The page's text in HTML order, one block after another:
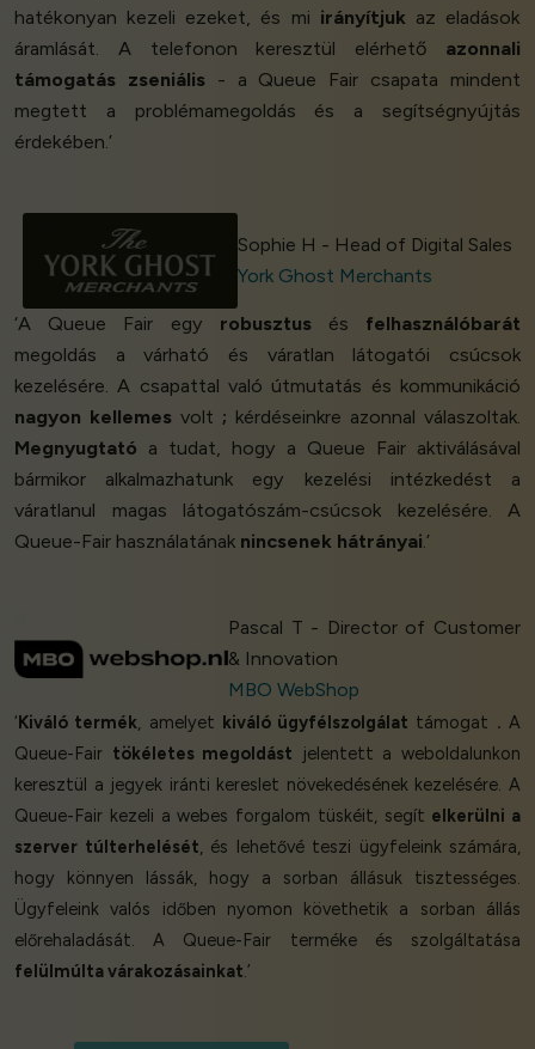
hatékonyan kezeli ezeket, és mi irányítjukaz eladások
áramlását. A telefonon keresztül elérhető azonnali
támogatás zseniális- a Queue Fair csapata mindent
megtett a problémamegoldás és a segítségnyújtás
érdekében.’
Sophie H - Head of Digital Sales
York Ghost Merchants
‘A Queue Fair egy robusztusés felhasználóbarát
megoldás a várható és váratlan látogatói csúcsok
kezelésére. A csapattal való útmutatás és kommunikáció
nagyon kellemes volt ; kérdéseinkre azonnal válaszoltak.
Megnyugtató a tudat, hogy a Queue Fair aktiválásával
bármikor alkalmazhatunk egy kezelési intézkedést a
váratlanul magas látogatószám-csúcsok kezelésére. A
Queue-Fair használatának nincsenek hátrányai.’
Pascal T - Director of Customer
& Innovation
MBO WebShop
‘Kiváló termék, amelyet kiváló ügyfélszolgálat támogat . A
Queue-Fair tökéletes megoldást jelentett a weboldalunkon
keresztül a jegyek iránti kereslet növekedésének kezelésére. A
Queue-Fair kezeli a webes forgalom tüskéit, segít elkerülni a
szerver túlterhelését, és lehetővé teszi ügyfeleink számára,
hogy könnyen lássák, hogy a sorban állásuk tisztességes.
Ügyfeleink valós időben nyomon követhetik a sorban állás
előrehaladását. A Queue-Fair terméke és szolgáltatása
felülmúlta várakozásainkat.’